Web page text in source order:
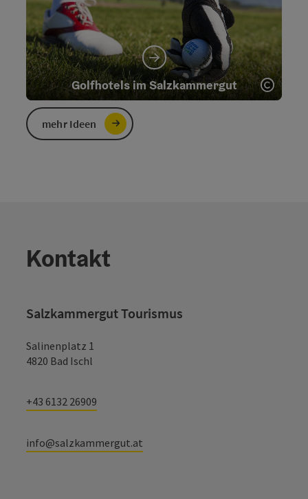
Golfhotels im Salzkammergut
mehr Ideen
Kontakt
Salzkammergut Tourismus
Salinenplatz 1
4820 Bad Ischl
+43 6132 26909
info@salzkammergut.at